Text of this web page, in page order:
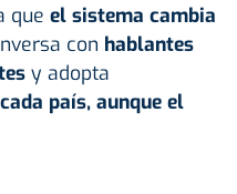
que el sistema cambia
con hablantes
y adopta
país, aunque el